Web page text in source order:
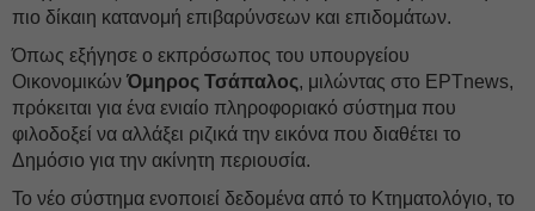
πιο δίκαιη κατανομή επιβαρύνσεων και επιδομάτων.
Όπως εξήγησε ο εκπρόσωπος του υπουργείου
Οικονομικών Όμηρος Τσάπαλος, μιλώντας στο ΕΡΤnews,
πρόκειται για ένα ενιαίο πληροφοριακό σύστημα που
φιλοδοξεί να αλλάξει ριζικά την εικόνα που διαθέτει το
Δημόσιο για την ακίνητη περιουσία.
Το νέο σύστημα ενοποιεί δεδομένα από το Κτηματολόγιο, το